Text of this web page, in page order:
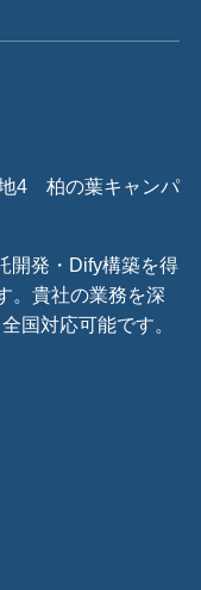
4 柏の葉キャンパ
開発・Dify構築を得
。貴社の業務を深
国対応可能です。